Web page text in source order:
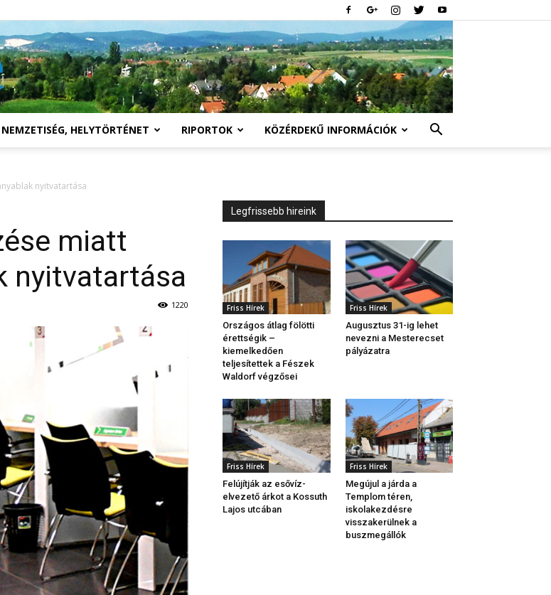
Solymár
NEMZETISÉG, HELYTÖRTÉNET RIPORTOK KÖZÉRDEKŰ INFORMÁCIÓK
nyitvatartása
miatt
nyitvatartása
1220
Legfrissebb hireink
Friss Hírek
Országos átlag fölötti
érettségik –
kiemelkedően
teljesítettek a Fészek
Waldorf végzősei
Friss Hírek
Augusztus 31-ig lehet
nevezni a Mesterecset
pályázatra
Friss Hírek
Felújítják az esővíz-
elvezető árkot a Kossuth
Lajos utcában
Friss Hírek
Megújul a járda a
Templom téren,
iskolakezdésre
visszakerülnek a
buszmegállók